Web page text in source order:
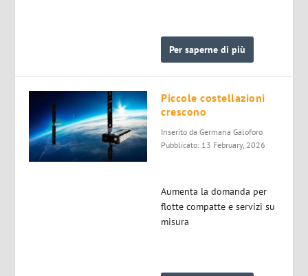
Per saperne di più
Piccole costellazioni
crescono
Inserito da Germana Galoforo
Pubblicato: 13 February, 2026
Aumenta la domanda per
flotte compatte e servizi su
misura